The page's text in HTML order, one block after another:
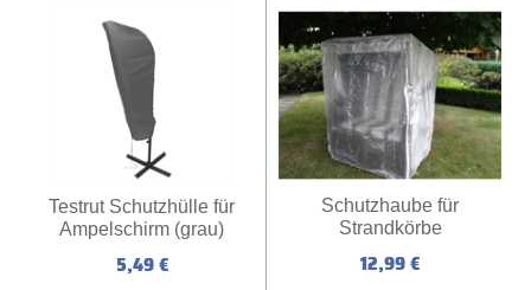
Testrut Schutzhülle für
Ampelschirm (grau)
5,49 €
Schutzhaube für
Strandkörbe
12,99 €